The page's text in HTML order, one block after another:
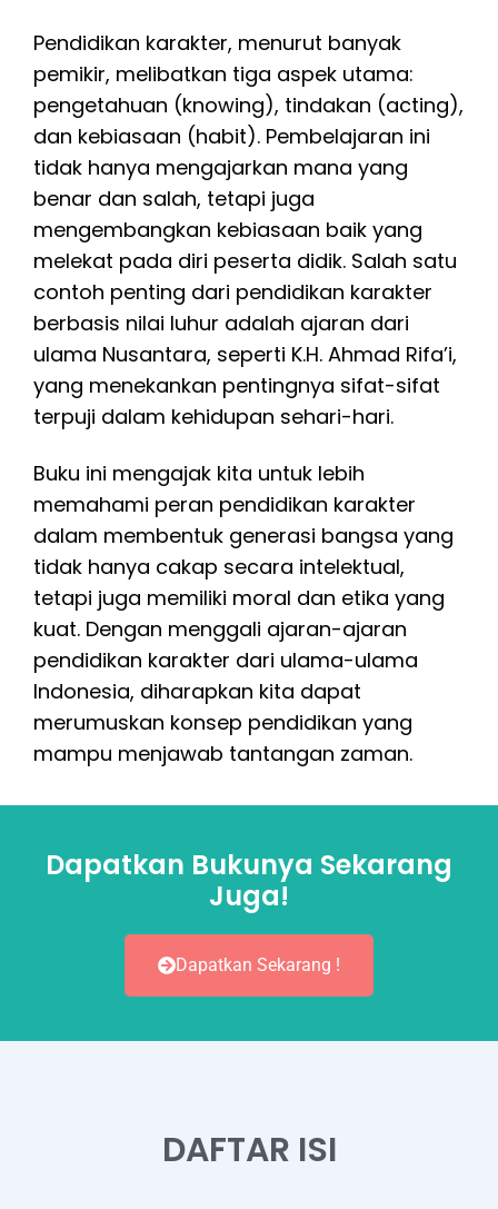
Pendidikan karakter, menurut banyak
pemikir, melibatkan tiga aspek utama:
pengetahuan (knowing), tindakan (acting),
dan kebiasaan (habit). Pembelajaran ini
tidak hanya mengajarkan mana yang
benar dan salah, tetapi juga
mengembangkan kebiasaan baik yang
melekat pada diri peserta didik. Salah satu
contoh penting dari pendidikan karakter
berbasis nilai luhur adalah ajaran dari
ulama Nusantara, seperti K.H. Ahmad Rifa’i,
yang menekankan pentingnya sifat-sifat
terpuji dalam kehidupan sehari-hari.
Buku ini mengajak kita untuk lebih
memahami peran pendidikan karakter
dalam membentuk generasi bangsa yang
tidak hanya cakap secara intelektual,
tetapi juga memiliki moral dan etika yang
kuat. Dengan menggali ajaran-ajaran
pendidikan karakter dari ulama-ulama
Indonesia, diharapkan kita dapat
merumuskan konsep pendidikan yang
mampu menjawab tantangan zaman.
Dapatkan Bukunya Sekarang
Juga!
Dapatkan Sekarang !
DAFTAR ISI